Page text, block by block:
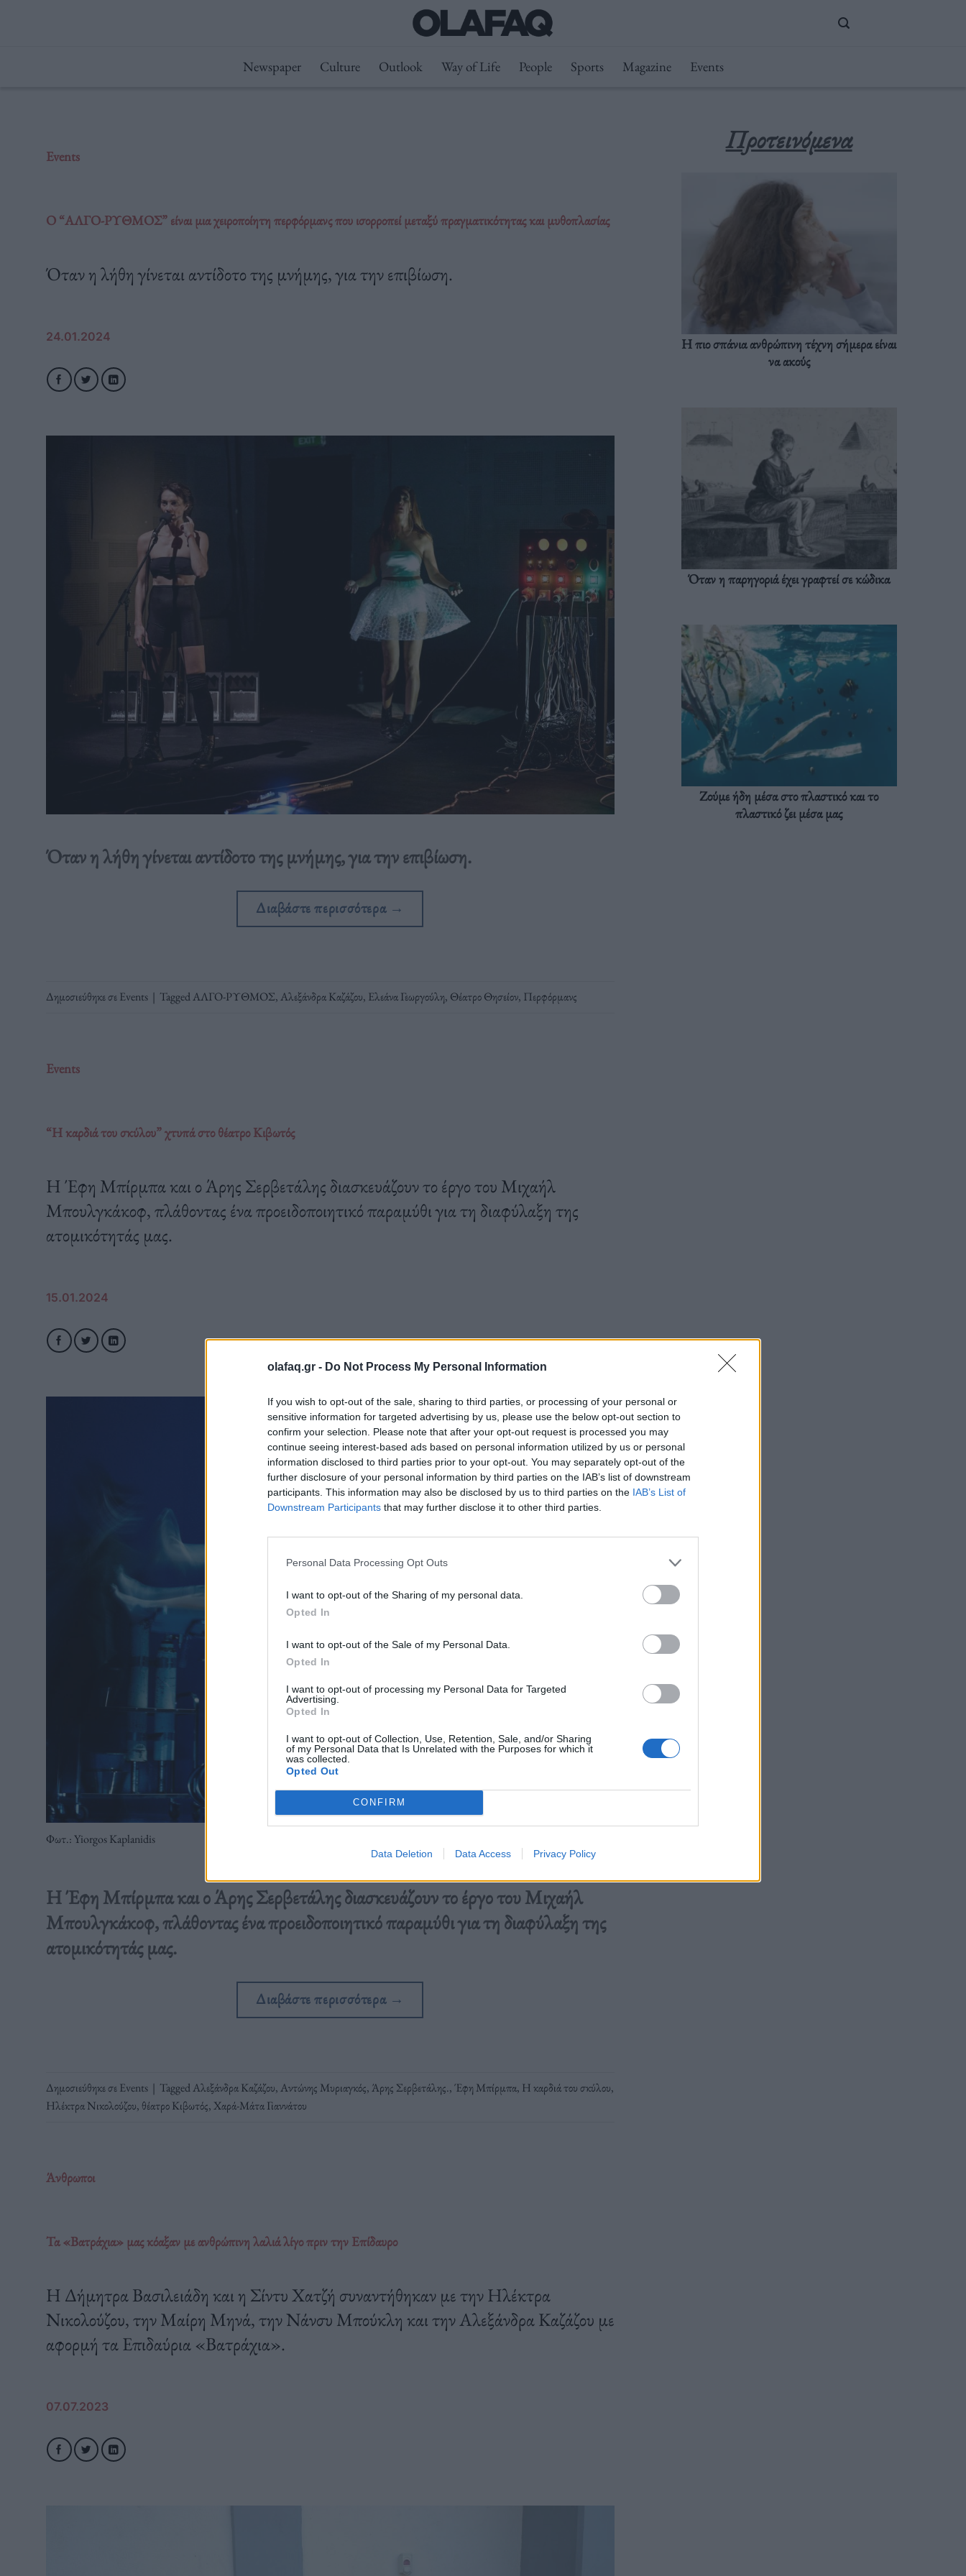
olafaq.gr - Do Not Process My Personal Information
If you wish to opt-out of the sale, sharing to third parties, or processing of your personal or
sensitive information for targeted advertising by us, please use the below opt-out section to
confirm your selection. Please note that after your opt-out request is processed you may
continue seeing interest-based ads based on personal information utilized by us or personal
information disclosed to third parties prior to your opt-out. You may separately opt-out of the
further disclosure of your personal information by third parties on the IAB’s list of downstream
participants. This information may also be disclosed by us to third parties on the IAB’s List of
Downstream Participants that may further disclose it to other third parties.
Personal Data Processing Opt Outs
I want to opt-out of the Sharing of my personal data.
Opted In
I want to opt-out of the Sale of my Personal Data.
Opted In
I want to opt-out of processing my Personal Data for Targeted
Advertising.
Opted In
I want to opt-out of Collection, Use, Retention, Sale, and/or Sharing
of my Personal Data that Is Unrelated with the Purposes for which it
was collected.
Opted Out
CONFIRM
Data Deletion Data Access Privacy Policy
Newspaper Culture Outlook Way of Life People Sports Magazine Events
Events
O “ΑΛΓΟ-ΡΥΘΜΟΣ” είναι μια χειροποίητη περφόρμανς που ισορροπεί μεταξύ πραγματικότητας και μυθοπλασίας
Όταν η λήθη γίνεται αντίδοτο της μνήμης, για την επιβίωση.
24.01.2024
Όταν η λήθη γίνεται αντίδοτο της μνήμης, για την επιβίωση.
Διαβάστε περισσότερα →
Δημοσιεύθηκε σεEvents | TaggedΑΛΓΟ-ΡΥΘΜΟΣ,Αλεξάνδρα Καζάζου, Ελεάνα Γεωργούλη, Θέατρο Θησείον, Περφόρμανς
Events
“Η καρδιά του σκύλου” χτυπά στο θέατρο Κιβωτός
Η Έφη Μπίρμπα και ο Άρης Σερβετάλης διασκευάζουν το έργο του Μιχαήλ
Μπουλγκάκοφ, πλάθοντας ένα προειδοποιητικό παραμύθι για τη διαφύλαξη της
ατομικότητάς μας.
15.01.2024
Φωτ.: Yiorgos Kaplanidis
Η Έφη Μπίρμπα και ο Άρης Σερβετάλης διασκευάζουν το έργο του Μιχαήλ
Μπουλγκάκοφ, πλάθοντας ένα προειδοποιητικό παραμύθι για τη διαφύλαξη της
ατομικότητάς μας.
Διαβάστε περισσότερα →
Δημοσιεύθηκε σεEvents | TaggedΑλεξάνδρα Καζάζου,Αντώνης Μυριαγκός,Άρης Σερβετάλης.,Έφη Μπίρμπα, Η καρδιά του σκύλου,
Ηλέκτρα Νικολούζου, θέατρο Κιβωτός,Χαρά-Μάτα Γιαννάτου
Άνθρωποι
Τα «Βατράχια» μας κόαξαν με ανθρώπινη λαλιά λίγο πριν την Επίδαυρο
Η Δήμητρα Βασιλειάδη και η Σίντυ Χατζή συναντήθηκαν με την Ηλέκτρα
Νικολούζου, την Μαίρη Μηνά, την Νάνσυ Μπούκλη και την Αλεξάνδρα Καζάζου με
αφορμή τα Επιδαύρια «Βατράχια».
07.07.2023
Προτεινόμενα
Η πιο σπάνια ανθρώπινη τέχνη σήμερα είναι
να ακούς
Όταν η παρηγοριά έχει γραφτεί σε κώδικα
Ζούμε ήδη μέσα στο πλαστικό και το
πλαστικό ζει μέσα μας